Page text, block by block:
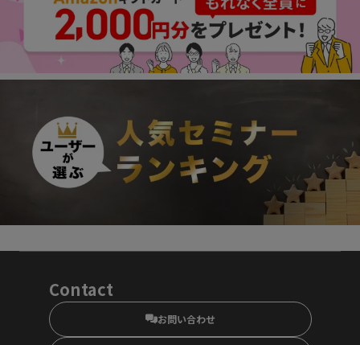
Contact
お問い合わせ